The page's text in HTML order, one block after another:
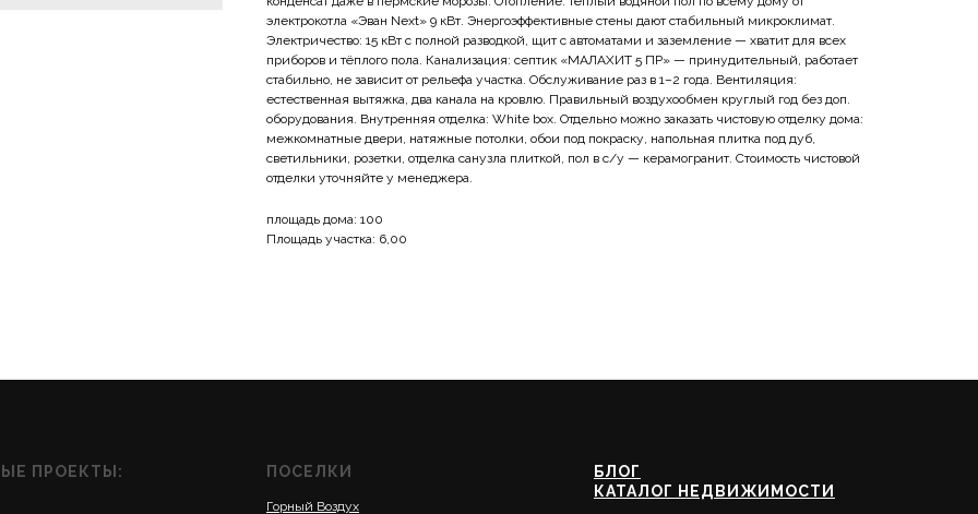
электрокотла «Эван Next» 9 кВт. Энергоэффективные стены дают стабильный микроклимат.
Электричество: 15 кВт с полной разводкой, щит с автоматами и заземление — хватит для всех
приборов и тёплого пола. Канализация: септик «МАЛАХИТ 5 ПР» — принудительный, работает
стабильно, не зависит от рельефа участка. Обслуживание раз в 1–2 года. Вентиляция:
естественная вытяжка, два канала на кровлю. Правильный воздухообмен круглый год без доп.
оборудования. Внутренняя отделка: White box. Отдельно можно заказать чистовую отделку дома:
межкомнатные двери, натяжные потолки, обои под покраску, напольная плитка под дуб,
светильники, розетки, отделка санузла плиткой, пол в с/у — керамогранит. Стоимость чистовой
отделки уточняйте у менеджера.
площадь дома: 100
Площадь участка: 6,00
ПРОЕКТЫ: ПОСЕЛКИ
Горный Воздух
БЛОГ
КАТАЛОГ НЕДВИЖИМОСТИ